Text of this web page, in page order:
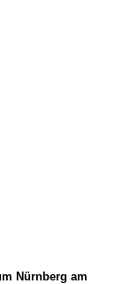
Nürnberg am